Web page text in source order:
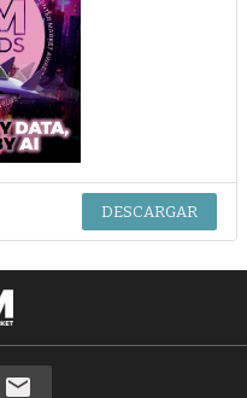
DESCARGAR